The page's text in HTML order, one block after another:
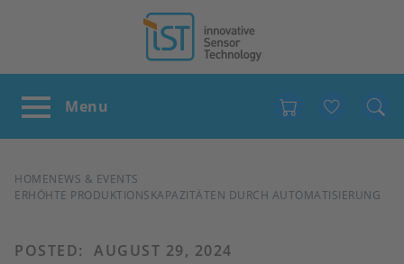
BREADCRUMB
HOMENEWS & EVENTS
ERHÖHTE PRODUKTIONSKAPAZITÄTEN DURCH AUTOMATISIERUNG
POSTED: AUGUST 29, 2024